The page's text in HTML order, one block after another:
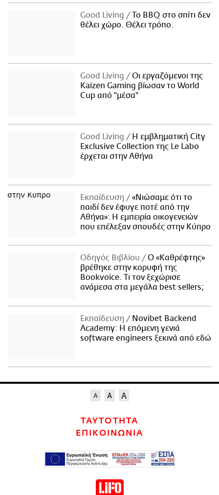
Good Living
Το BBQ στο σπίτι δεν
θέλει χώρο. Θέλει τρόπο.
Good Living
Οι εργαζόμενοι της
Kaizen Gaming βίωσαν το World
Cup από "μέσα"
Good Living
Η εμβληματική City
Exclusive Collection της Le Labo
έρχεται στην Αθήνα
Εκπαίδευση
«Νιώσαμε ότι το
παιδί δεν έφυγε ποτέ από την
Αθήνα»: Η εμπειρία οικογενειών
που επέλεξαν σπουδές στην Κύπρο
Οδηγός Βιβλίου
Ο «Καθρέφτης»
βρέθηκε στην κορυφή της
Bookvoice. Τι τον ξεχώρισε
ανάμεσα στα μεγάλα best sellers;
Εκπαίδευση
Novibet Backend
Academy: Η επόμενη γενιά
software engineers ξεκινά από εδώ
ΤΑΥΤΟΤΗΤΑ
ΕΠΙΚΟΙΝΩΝΙΑ